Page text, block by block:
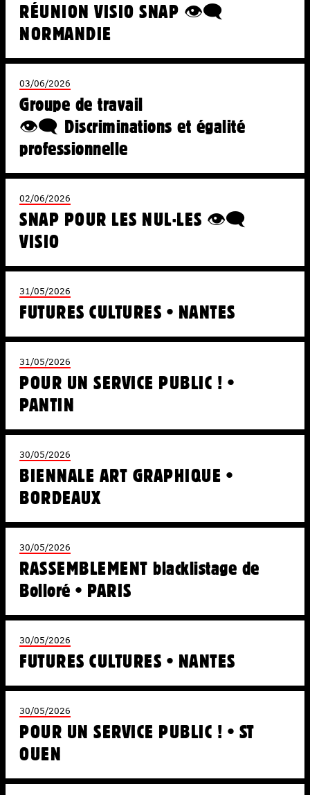
RÉUNION VISIO SNAP 👁️‍🗨️
NORMANDIE
03/06/2026
Groupe de travail
👁️‍🗨️ Discriminations et égalité
professionnelle
02/06/2026
SNAP POUR LES NUL·LES 👁️‍🗨️
VISIO
31/05/2026
FUTURES CULTURES • NANTES
31/05/2026
POUR UN SERVICE PUBLIC ! •
PANTIN
30/05/2026
BIENNALE ART GRAPHIQUE •
BORDEAUX
30/05/2026
RASSEMBLEMENT blacklistage de
Bolloré • PARIS
30/05/2026
FUTURES CULTURES • NANTES
30/05/2026
POUR UN SERVICE PUBLIC ! • ST
OUEN